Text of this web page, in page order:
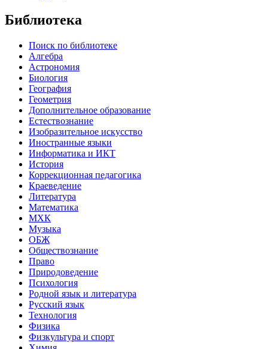
Библиотека
Поиск по библиотеке
Алгебра
Астрономия
Биология
География
Геометрия
Дополнительное образование
Естествознание
Изобразительное искусство
Иностранные языки
Информатика и ИКТ
История
Коррекционная педагогика
Краеведение
Литература
Математика
МХК
Музыка
ОБЖ
Обществознание
Право
Природоведение
Психология
Родной язык и литература
Русский язык
Технология
Физика
Физкультура и спорт